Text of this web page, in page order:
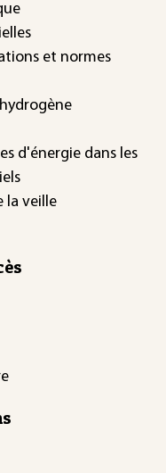
et normes
d'énergie dans les
la veille